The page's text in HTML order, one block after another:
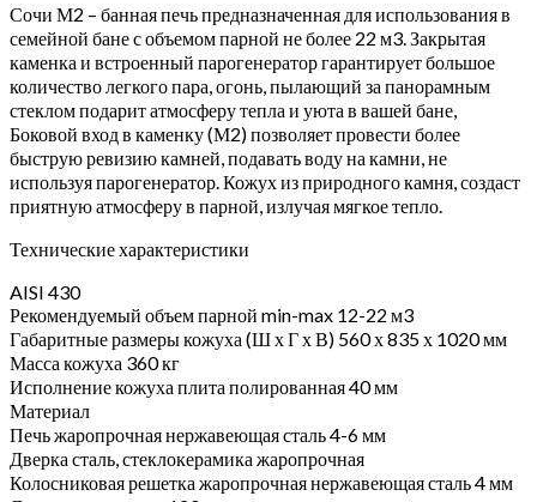
Сочи М2 – банная печь предназначенная для использования в
семейной бане с объемом парной не более 22 м3. Закрытая
каменка и встроенный парогенератор гарантирует большое
количество легкого пара, огонь, пылающий за панорамным
стеклом подарит атмосферу тепла и уюта в вашей бане,
Боковой вход в каменку (М2) позволяет провести более
быструю ревизию камней, подавать воду на камни, не
используя парогенератор. Кожух из природного камня, создаст
приятную атмосферу в парной, излучая мягкое тепло.
Технические характеристики
AISI 430
Рекомендуемый объем парной min-max 12-22 м3
Габаритные размеры кожуха (Ш х Г х В) 560 х 835 х 1020 мм
Масса кожуха 360 кг
Исполнение кожуха плита полированная 40 мм
Материал
Печь жаропрочная нержавеющая сталь 4-6 мм
Дверка сталь, стеклокерамика жаропрочная
Колосниковая решетка жаропрочная нержавеющая сталь 4 мм